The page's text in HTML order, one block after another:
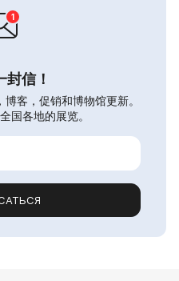
封信！
客，促销和博物馆更新。
国各地的展览。